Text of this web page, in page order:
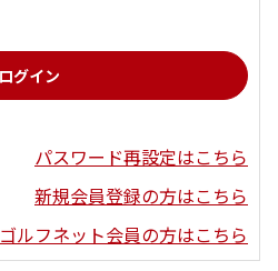
パスワード再設定はこちら
新規会員登録の方はこちら
ゴルフネット会員の方はこちら